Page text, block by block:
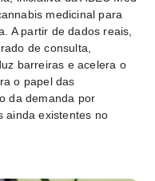
medicinal para
A partir de dados reais,
de consulta,
barreiras e acelera o
o papel das
da demanda por
ainda existentes no